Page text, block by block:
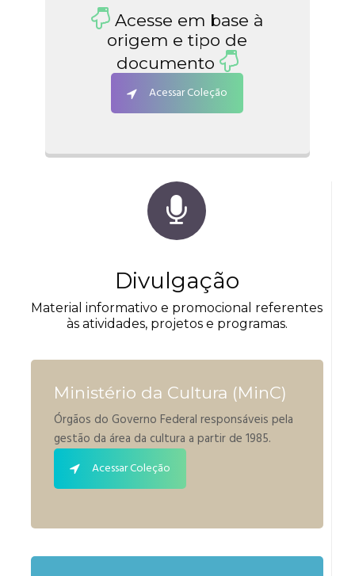
Acesse em base à
origem e tipo de
documento
Acessar Coleção
Divulgação
Material informativo e promocional referentes
às atividades, projetos e programas.
Ministério da Cultura (MinC)
Órgãos do Governo Federal responsáveis pela
gestão da área da cultura a partir de 1985.
Acessar Coleção